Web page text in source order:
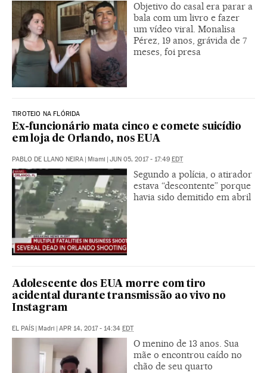
Objetivo do casal era parar a
bala com um livro e fazer
um vídeo viral. Monalisa
Pérez, 19 anos, grávida de 7
meses, foi presa
TIROTEIO NA FLÓRIDA
Ex-funcionário mata cinco e comete suicídio
em loja de Orlando, nos EUA
PABLO DE LLANO NEIRA Miami JUN 05, 2017 - 17:49 EDT
Segundo a polícia, o atirador
estava “descontente” porque
havia sido demitido em abril
Adolescente dos EUA morre com tiro
acidental durante transmissão ao vivo no
Instagram
EL PAÍS Madri APR 14, 2017 - 14:34 EDT
O menino de 13 anos. Sua
mãe o encontrou caído no
chão de seu quarto